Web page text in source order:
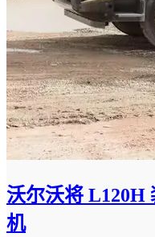
沃尔沃将 L120H
机